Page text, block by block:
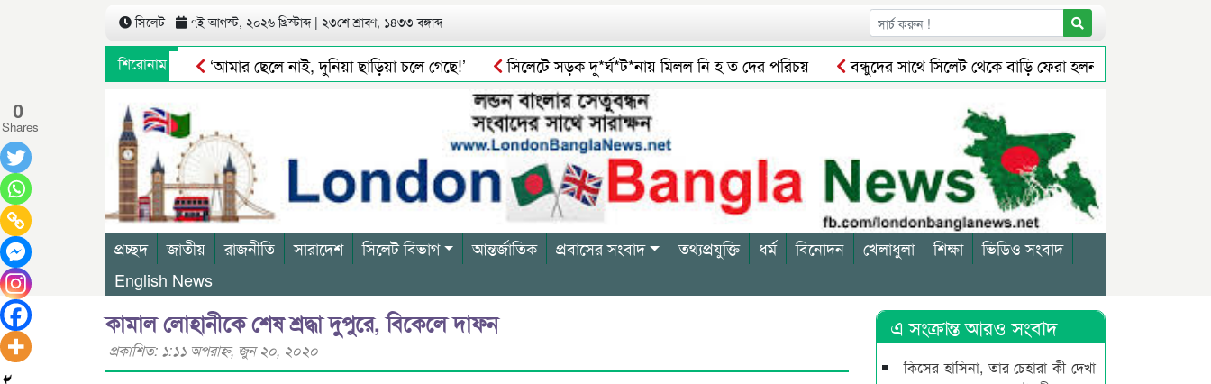
সিলেট ৭ই আগস্ট, ২০২৬ খ্রিস্টাব্দ | ২৩শে শ্রাবণ, ১৪৩৩ বঙ্গাব্দ
শিরোনাম ‘আমার ছেলে নাই, দুনিয়া ছাড়িয়া চলে গেছে!’ সিলেটে সড়ক দু*র্ঘ*ট*নায় মিলল নি হ ত দের পরিচয় বন্ধুদের সাথে সিলেট থেকে বাড়ি ফেরা হলনা সাইফুলের
স্থানীয় সরকার নির্বাচন পাঁচ ধাপে করতে চায় বিএনপি
৪০ দিন জামাতে নামাজ ৩২ শিশু-কিশোরদের ২ লাখ টাকা পুরস্কৃত করলেন আব্দুল আজিজ মাসুক
প্রচ্ছদ জাতীয় রাজনীতি সারাদেশ সিলেট বিভাগ আন্তর্জাতিক প্রবাসের সংবাদ তথ্যপ্রযুক্তি ধর্ম বিনোদন খেলাধুলা শিক্ষা
ভিডিও সংবাদ
English News
কামাল লোহানীকে শেষ শ্রদ্ধা দুপুরে, বিকেলে দাফন
প্রকাশিত: ১:১১ অপরাহ্ণ, জুন ২০, ২০২০
0
Shares
এ সংক্রান্ত আরও সংবাদ
কিসের হাসিনা, তার চেহারা কী দেখা